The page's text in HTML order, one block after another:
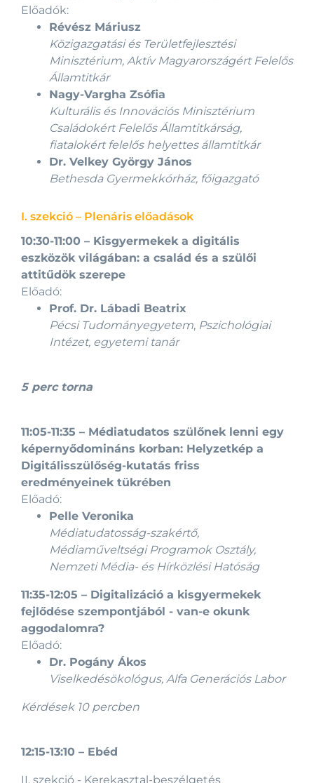
Előadók:
Révész Máriusz
Közigazgatási és Területfejlesztési
Minisztérium, Aktív Magyarországért Felelős
Államtitkár
Nagy-Vargha Zsófia
Kulturális és Innovációs Minisztérium
Családokért Felelős Államtitkárság,
fiatalokért felelős helyettes államtitkár
Dr. Velkey György János
Bethesda Gyermekkórház, főigazgató
I. szekció – Plenáris előadások
10:30-11:00 – Kisgyermekek a digitális
eszközök világában: a család és a szülői
attitűdök szerepe
Előadó:
Prof. Dr. Lábadi Beatrix
Pécsi Tudományegyetem, Pszichológiai
Intézet, egyetemi tanár
5 perc torna
11:05-11:35 – Médiatudatos szülőnek lenni egy
képernyődomináns korban: Helyzetkép a
Digitálisszülőség-kutatás friss
eredményeinek tükrében
Előadó:
Pelle Veronika
Médiatudatosság-szakértő,
Médiaműveltségi Programok Osztály,
Nemzeti Média- és Hírközlési Hatóság
11:35-12:05 – Digitalizáció a kisgyermekek
fejlődése szempontjából - van-e okunk
aggodalomra?
Előadó:
Dr. Pogány Ákos
Viselkedésökológus, Alfa Generációs Labor
Kérdések 10 percben
12:15-13:10 – Ebéd
II. szekció - Kerekasztal-beszélgetés